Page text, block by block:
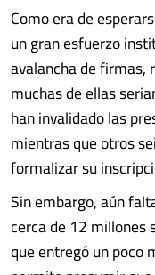
Como era de
un gran esfuerzo
avalancha de firmas,
muchas de ellas
han invalidado las
mientras que otros
formalizar su
Sin embargo, aún
cerca de 12 millones
que entregó un poco